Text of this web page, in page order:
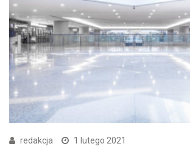
redakcja 1 lutego 2021